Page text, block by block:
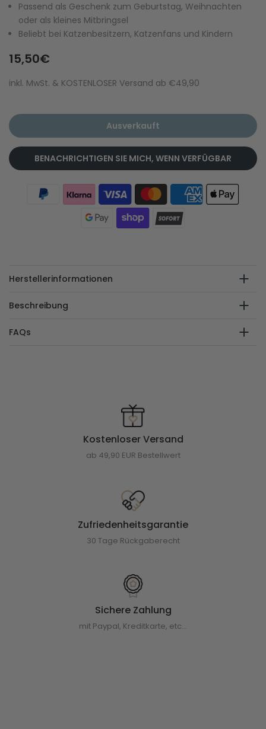
Passend als Geschenk zum Geburtstag, Weihnachten
oder als kleines Mitbringsel
Beliebt bei Katzenbesitzern, Katzenfans und Kindern
15,50€
inkl. MwSt. & KOSTENLOSER Versand ab €49,90
Ausverkauft
BENACHRICHTIGEN SIE MICH, WENN VERFÜGBAR
Herstellerinformationen
Beschreibung
FAQs
Kostenloser Versand
ab 49,90 EUR Bestellwert
Zufriedenheitsgarantie
30 Tage Rückgaberecht
Sichere Zahlung
mit Paypal, Kreditkarte, etc...